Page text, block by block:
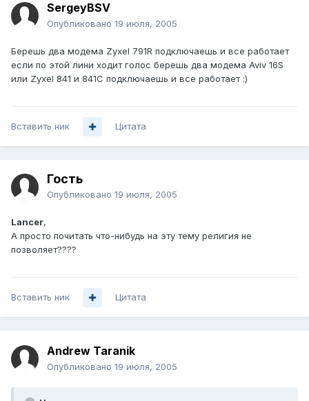
SergeyBSV
Опубликовано 19 июля, 2005
Берешь два модема Zyxel 791R подключаешь и все работает
если по этой лини ходит голос берешь два модема Aviv 16S
или Zyxel 841 и 841С подключаешь и все работает :)
Вставить ник Цитата
Гость
Опубликовано 19 июля, 2005
Lancer,
А просто почитать что-нибудь на эту тему религия не
позволяет????
Вставить ник Цитата
Andrew Taranik
Опубликовано 19 июля, 2005